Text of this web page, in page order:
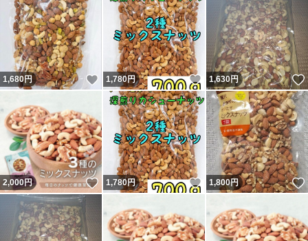
1,680円 いいね！
1,780円 いいね！
1,630円
2,000円 いいね！
1,780円 いいね！
1,800円